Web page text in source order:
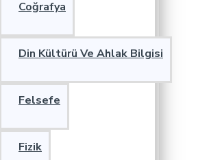
Coğrafya
Din Kültürü Ve Ahlak Bilgisi
Felsefe
Fizik